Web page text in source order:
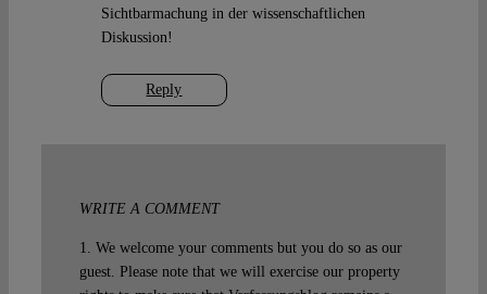
Reply
Sichtbarmachung in der wissenschaftlichen
Diskussion!
WRITE A COMMENT
1. We welcome your comments but you do so as our
guest. Please note that we will exercise our property